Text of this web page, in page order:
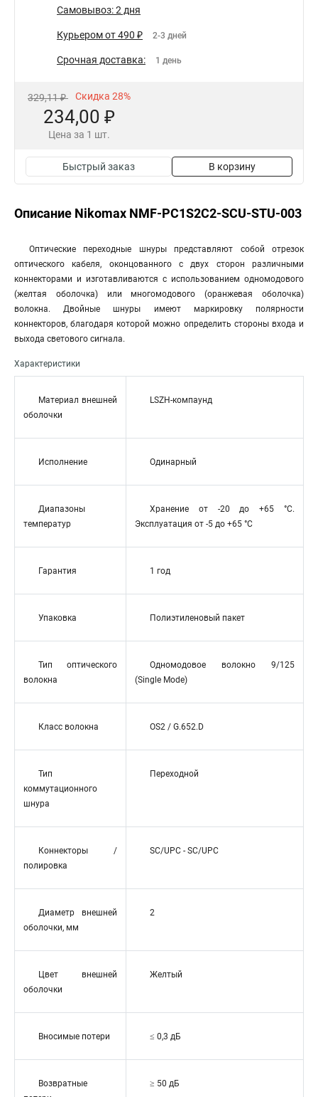
Самовывоз: 2 дня
Курьером от 490 ₽ 2-3 дней
Срочная доставка: 1 день
329,11 ₽ Скидка 28%
234,00 ₽
Цена за 1 шт.
Быстрый заказ В корзину
Описание Nikomax NMF-PC1S2C2-SCU-STU-003
Оптические переходные шнуры представляют собой отрезок
оптического кабеля, оконцованного с двух сторон различными
коннекторами и изготавливаются с использованием одномодового
(желтая оболочка) или многомодового (оранжевая оболочка)
волокна. Двойные шнуры имеют маркировку полярности
коннекторов, благодаря которой можно определить стороны входа и
выхода светового сигнала.
Характеристики
Материал внешней
оболочки
LSZH-компаунд
Исполнение Одинарный
Диапазоны
температур
Хранение от -20 до +65 °C.
Эксплуатация от -5 до +65 °C
Гарантия 1 год
Упаковка Полиэтиленовый пакет
Тип оптического
волокна
Одномодовое волокно 9/125
(Single Mode)
Класс волокна OS2 / G.652.D
Тип
коммутационного
шнура
Переходной
Коннекторы /
полировка
SC/UPC - SC/UPC
Диаметр внешней
оболочки, мм
2
Цвет внешней
оболочки
Желтый
Вносимые потери ≤ 0,3 дБ
Возвратные
≥ 50 дБ